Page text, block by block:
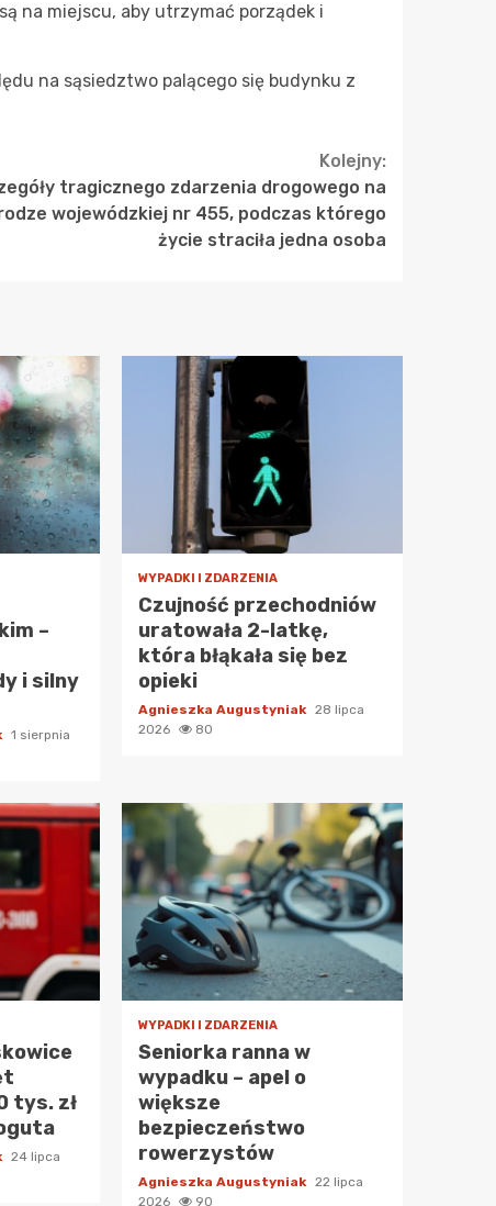
na miejscu, aby utrzymać porządek i
na sąsiedztwo palącego się budynku z
Kolejny:
tragicznego zdarzenia drogowego na
wojewódzkiej nr 455, podczas którego
życie straciła jedna osoba
–
i silny
1 sierpnia
WYPADKI I ZDARZENIA
Czujność przechodniów
uratowała 2-latkę,
która błąkała się bez
opieki
Agnieszka Augustyniak 28 lipca
2026
80
tys. zł
24 lipca
WYPADKI I ZDARZENIA
Seniorka ranna w
wypadku – apel o
większe
bezpieczeństwo
rowerzystów
Agnieszka Augustyniak 22 lipca
2026
90